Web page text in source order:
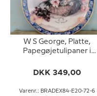
W S George, Platte,
Papegøjetulipaner i
buketter i kurve
DKK 349,00
Varenr.: BRADEX84-E20-72-6